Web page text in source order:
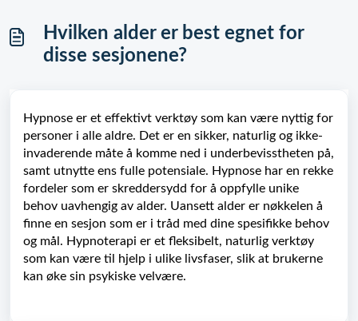
Hvilken alder er best egnet for
disse sesjonene?
Hypnose er et effektivt verktøy som kan være nyttig for
personer i alle aldre. Det er en sikker, naturlig og ikke-
invaderende måte å komme ned i underbevisstheten på,
samt utnytte ens fulle potensiale. Hypnose har en rekke
fordeler som er skreddersydd for å oppfylle unike
behov uavhengig av alder. Uansett alder er nøkkelen å
finne en sesjon som er i tråd med dine spesifikke behov
og mål. Hypnoterapi er et fleksibelt, naturlig verktøy
som kan være til hjelp i ulike livsfaser, slik at brukerne
kan øke sin psykiske velvære.